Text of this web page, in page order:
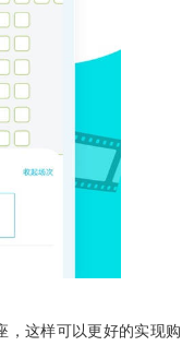
，这样可以更好的实现购